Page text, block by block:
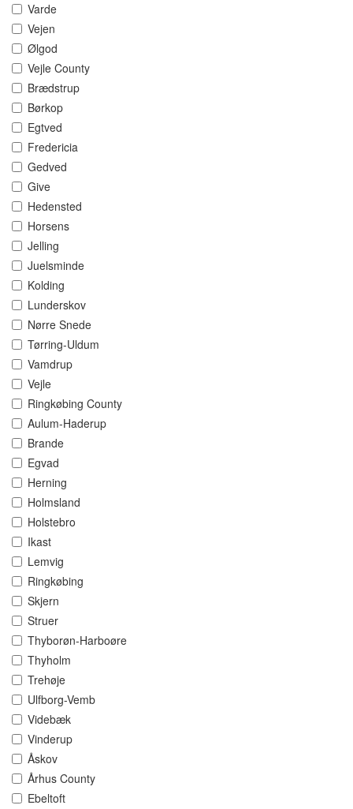
Varde
Vejen
Ølgod
Vejle County
Brædstrup
Børkop
Egtved
Fredericia
Gedved
Give
Hedensted
Horsens
Jelling
Juelsminde
Kolding
Lunderskov
Nørre Snede
Tørring-Uldum
Vamdrup
Vejle
Ringkøbing County
Aulum-Haderup
Brande
Egvad
Herning
Holmsland
Holstebro
Ikast
Lemvig
Ringkøbing
Skjern
Struer
Thyborøn-Harboøre
Thyholm
Trehøje
Ulfborg-Vemb
Videbæk
Vinderup
Åskov
Århus County
Ebeltoft